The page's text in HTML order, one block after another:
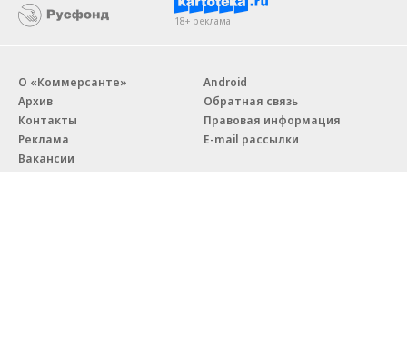
18+ реклама
О «Коммерсанте»
Архив
Контакты
Реклама
Вакансии
Android
Обратная связь
Правовая информация
E-mail рассылки